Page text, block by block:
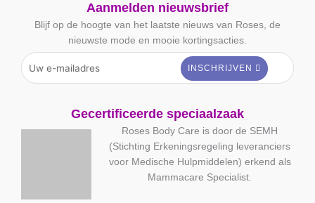
Aanmelden nieuwsbrief
Blijf op de hoogte van het laatste nieuws van Roses, de
nieuwste mode en mooie kortingsacties.
Gecertificeerde speciaalzaak
Roses Body Care is door de SEMH
(Stichting Erkeningsregeling leveranciers
voor Medische Hulpmiddelen) erkend als
Mammacare Specialist.